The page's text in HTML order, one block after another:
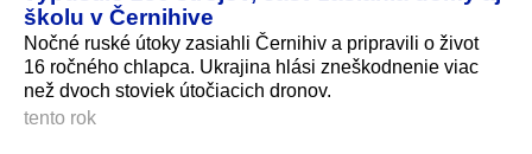
školu v Černihive
Nočné ruské útoky zasiahli Černihiv a pripravili o život
16 ročného chlapca. Ukrajina hlási zneškodnenie viac
než dvoch stoviek útočiacich dronov.
tento rok